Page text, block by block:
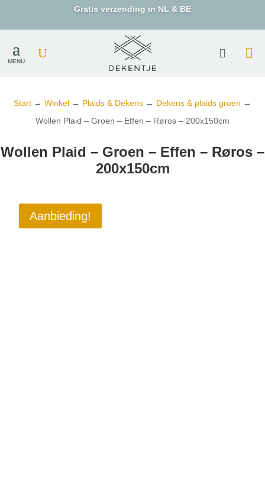
Gratis verzending in NL & BE
MENU
Start → Winkel → Plaids & Dekens → Dekens & plaids groen →
Wollen Plaid – Groen – Effen – Røros – 200x150cm
Wollen Plaid – Groen – Effen – Røros –
200x150cm
Aanbieding!